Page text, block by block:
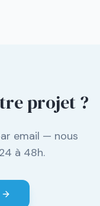
projet ?
email — nous
à 48h.